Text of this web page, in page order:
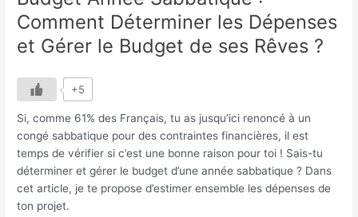
Comment Déterminer les Dépenses
et Gérer le Budget de ses Rêves ?
+5
Si, comme 61% des Français, tu as jusqu’ici renoncé à un
congé sabbatique pour des contraintes financières, il est
temps de vérifier si c’est une bonne raison pour toi ! Sais-tu
déterminer et gérer le budget d’une année sabbatique ? Dans
cet article, je te propose d’estimer ensemble les dépenses de
ton projet.
Rêves
?